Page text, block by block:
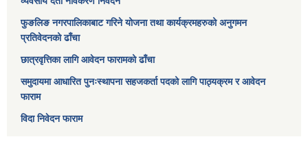
फुङलिङ नगरपालिकाबाट गरिने योजना तथा कार्यक्रमहरुको अनुगमन
प्रतिवेदनको ढाँचा
छात्रवृत्तिका लागि आवेदन फारामको ढाँचा
समुदायमा आधारित पुनःस्थापना सहजकर्ता पदको लागि पाठ्यक्रम र आवेदन
फाराम
विदा निवेदन फाराम